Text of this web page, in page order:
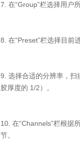
7. 在“Group”栏选择用户
8. 在“Preset”栏选择目前
9. 选择合适的分辨率，扫
胶厚度的 1/2）。
10. 在“Channels”栏根据
节。